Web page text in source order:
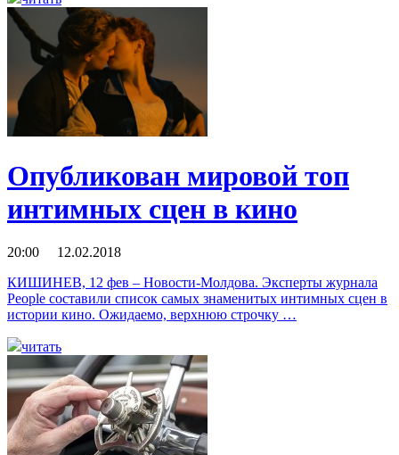
Опубликован мировой топ
интимных сцен в кино
20:00 12.02.2018
КИШИНЕВ, 12 фев – Новости-Молдова. Эксперты журнала
People составили список самых знаменитых интимных сцен в
истории кино. Ожидаемо, верхнюю строчку …
читать